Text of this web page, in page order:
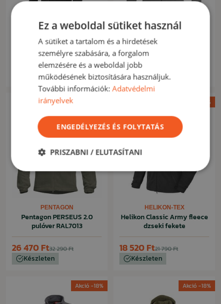
HELIKON-TEX
dzseki fekete
35 650 Ft
29 230 Ft
Készleten
TAC MAVEN
9 690 Ft
Készleten
PENTAGON
Pentagon PERSEUS 2.0
pulóver RAL7013
32 290 Ft
26 470 Ft
Készleten
Akció -15%
HELIKON-TEX
Helikon Classic Army fleece
dzseki fekete
21 790 Ft
18 520 Ft
Készleten
Akció -18% Akció -18%
Ez a weboldal sütiket használ
A sütiket a tartalom és a hirdetések
személyre szabására, a forgalom
elemzésére és a weboldal jobb
működésének biztosítására használjuk.
További információk:Adatvédelmi
irányelvek
ENGEDÉLYEZÉS ÉS FOLYTATÁS
PRISZABNI / ELUTASÍTANI